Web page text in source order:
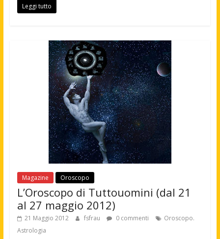
Leggi tutto
Magazine Oroscopo
L’Oroscopo di Tuttouomini (dal 21
al 27 maggio 2012)
21 Maggio 2012 fsfrau 0 commenti
Oroscopo.
Astrologia